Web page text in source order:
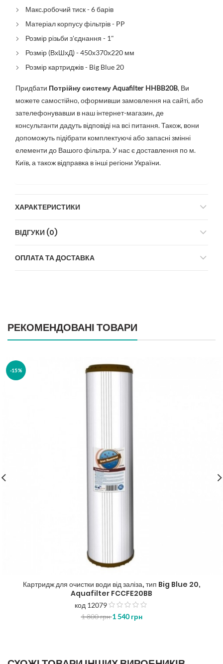
Макс.робочий тиск - 6 барів
Матеріал корпусу фільтрів - PP
Розмір різьби з'єднання - 1"
Розмір (ВхШхД) - 450х370х220 мм
Розмір картриджів - Big Blue 20
Придбати Потрійну систему Aquafilter HHBB20B, Ви
можете самостійно, оформивши замовлення на сайті, або
зателефонувавши в наш інтернет-магазин, де
консультанти дадуть відповіді на всі питання. Також, вони
допоможуть підібрати комплектуючі або запасні змінні
елементи до Вашого фільтра. У нас є доставлення по м.
Київ, а також відправка в інші регіони України.
ХАРАКТЕРИСТИКИ
ВІДГУКИ (0)
ОПЛАТА ТА ДОСТАВКА
РЕКОМЕНДОВАНІ ТОВАРИ
-15%
Картридж для очистки води від заліза, тип Big Blue 20,
Aquafilter FCCFE20BB
код 12079
1 800грн1 540грн